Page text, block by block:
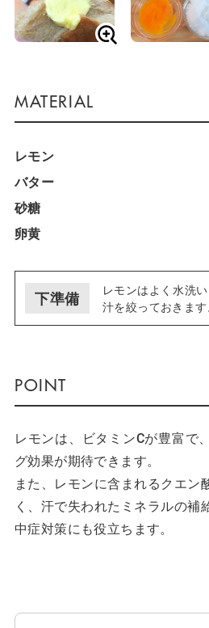
レモン
バター
砂糖
卵黄
下準備
レモンはよく水洗
汁を絞っておきます
レモンは、ビタミンCが豊富で
グ効果が期待できます。
また、レモンに含まれるクエン
く、汗で失われたミネラルの補
中症対策にも役立ちます。